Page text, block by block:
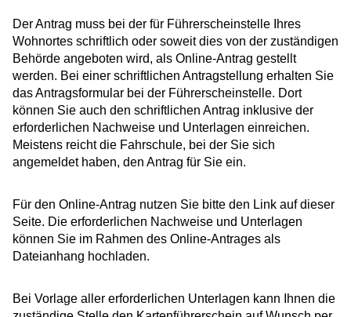
Der Antrag muss bei der für Führerscheinstelle Ihres
Wohnortes schriftlich oder soweit dies von der zuständigen
Behörde angeboten wird, als Online-Antrag gestellt
werden. Bei einer schriftlichen Antragstellung erhalten Sie
das Antragsformular bei der Führerscheinstelle. Dort
können Sie auch den schriftlichen Antrag inklusive der
erforderlichen Nachweise und Unterlagen einreichen.
Meistens reicht die Fahrschule, bei der Sie sich
angemeldet haben, den Antrag für Sie ein.
Für den Online-Antrag nutzen Sie bitte den Link auf dieser
Seite. Die erforderlichen Nachweise und Unterlagen
können Sie im Rahmen des Online-Antrages als
Dateianhang hochladen.
Bei Vorlage aller erforderlichen Unterlagen kann Ihnen die